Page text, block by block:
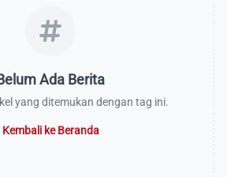
Ada Berita
yang ditemukan dengan tag ini.
Kembali ke Beranda